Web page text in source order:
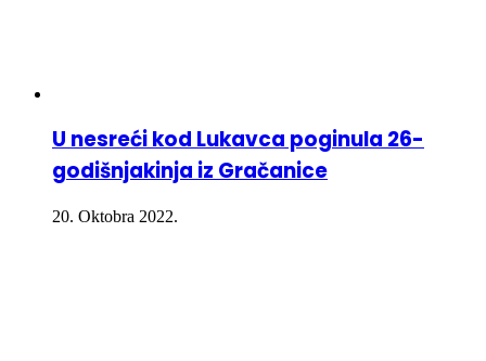
U nesreći kod Lukavca poginula 26-
godišnjakinja iz Gračanice
20. Oktobra 2022.